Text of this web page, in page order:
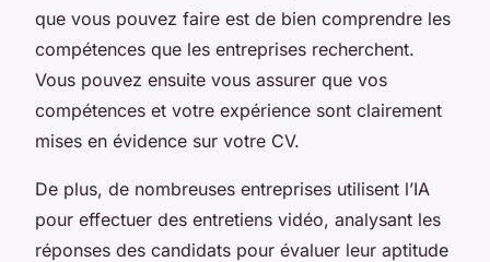
que vous pouvez faire est de bien comprendre les
compétences que les entreprises recherchent.
Vous pouvez ensuite vous assurer que vos
compétences et votre expérience sont clairement
mises en évidence sur votre CV.
De plus, de nombreuses entreprises utilisent l’IA
pour effectuer des entretiens vidéo, analysant les
réponses des candidats pour évaluer leur aptitude